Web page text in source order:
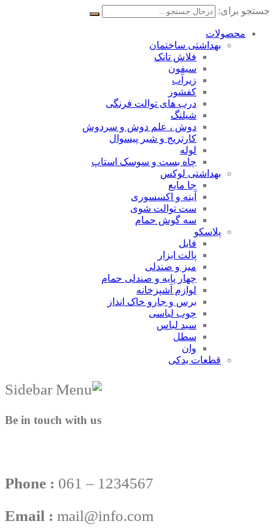
جستجو برای:
محصولات
بهداشتی ساختمان
فلاش تانک
سیفون
زیرآب
کفشور
درب های توالت فرنگی
شیلنگ
دوش ، علم دوش و سردوش
کارتریج و شیر پیسوال
لوله
چاه بست و سوسک استاپ
بهداشتی لوکس
جا مایع
آینه و اکسسوری
ست توالت شوی
سه گوش حمام
پلاسکو
فایل
پالت ابزار
میز و صندلی
چهار پایه و صندلی حمام
لوازم آشپزخانه
برس و جارو خاک انداز
چوب لباسی
سبد لباس
سطل
وان
قطعات یدکی
Be in touch with us
Phone : 061 – 1234567
Email : mail@info.com